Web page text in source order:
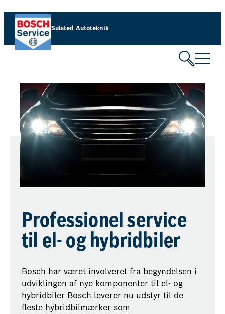
Sulsted Autoteknik
Professionel service
til el- og hybridbiler
Bosch har været involveret fra begyndelsen i
udviklingen af nye komponenter til el- og
hybridbiler Bosch leverer nu udstyr til de
fleste hybridbilmærker som